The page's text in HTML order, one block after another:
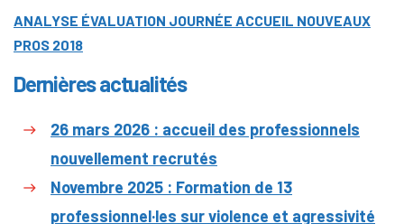
Dernières actualités
26 mars 2026 : accueil des professionnels
nouvellement recrutés
Novembre 2025 : Formation de 13
professionnel·les sur violence et agressivité
ANALYSE ÉVALUATION JOURNÉE ACCUEIL NOUVEAUX
PROS 2018